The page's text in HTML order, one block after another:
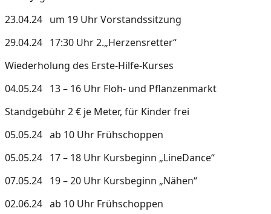
23.04.24 um 19 Uhr Vorstandssitzung
29.04.24 17:30 Uhr 2.„Herzensretter“
Wiederholung des Erste-Hilfe-Kurses
04.05.24 13 – 16 Uhr Floh- und Pflanzenmarkt
Standgebühr 2 € je Meter, für Kinder frei
05.05.24 ab 10 Uhr Frühschoppen
05.05.24 17 – 18 Uhr Kursbeginn „LineDance“
07.05.24 19 – 20 Uhr Kursbeginn „Nähen“
02.06.24 ab 10 Uhr Frühschoppen